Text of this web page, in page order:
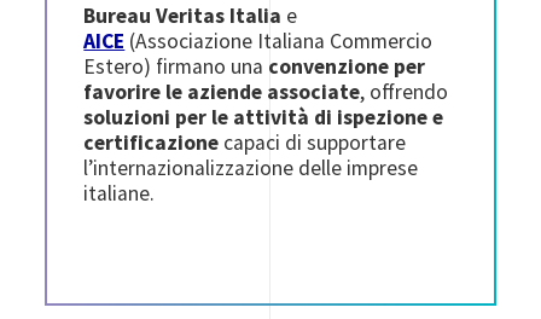
Bureau Veritas Italia e
AICE (Associazione Italiana Commercio
Estero) firmano una convenzione per
favorire le aziende associate, offrendo
soluzioni per le attività di ispezione e
certificazione capaci di supportare
l’internazionalizzazione delle imprese
italiane.